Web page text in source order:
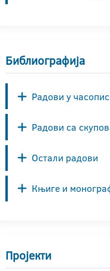
Библиографија
Радови у
Радови са
Остали радови
Књиге и
Пројекти